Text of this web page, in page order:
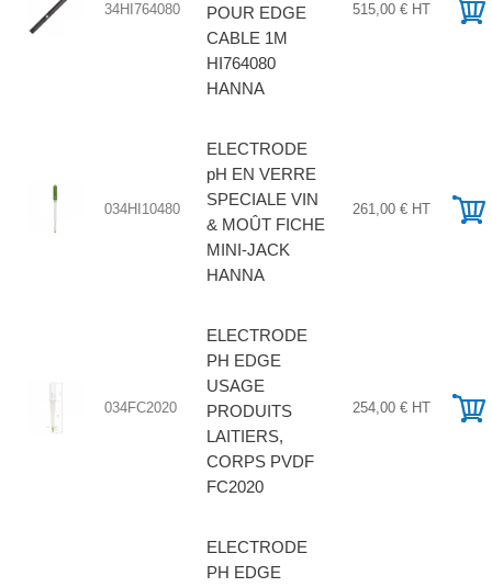
34HI764080
POUR EDGE
CABLE 1M
HI764080
HANNA
515,00 € HT
034HI10480
ELECTRODE
pH EN VERRE
SPECIALE VIN
& MOÛT FICHE
MINI-JACK
HANNA
261,00 € HT
034FC2020
ELECTRODE
PH EDGE
USAGE
PRODUITS
LAITIERS,
CORPS PVDF
FC2020
254,00 € HT
ELECTRODE
PH EDGE